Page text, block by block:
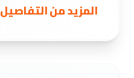
المزيد من التفاصيل